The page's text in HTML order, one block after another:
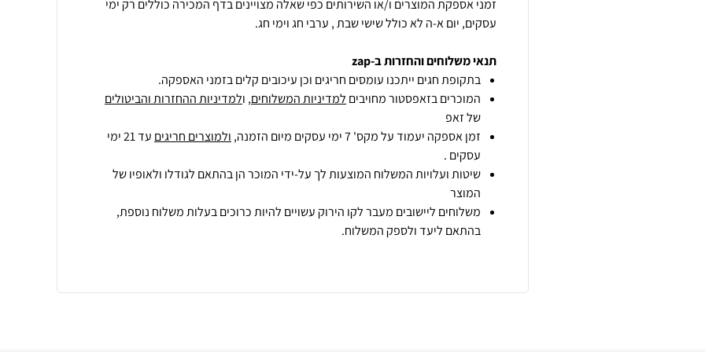
עסקים, יום א-ה לא כולל שישי שבת , ערבי חג וימי חג.
תנאי משלוחים והחזרות ב-zap
בתקופת חגים ייתכנו עומסים חריגים וכן עיכובים קלים בזמני האספקה.
המוכרים בזאפסטור מחויבים למדיניות המשלוחים, ולמדיניות ההחזרות והביטולים
של זאפ
זמן אספקה יעמוד על מקס' 7 ימי עסקים מיום הזמנה,
ולמוצרים חריגים
עד 21 ימי
עסקים .
שיטות ועלויות המשלוח המוצעות לך על-ידי המוכר הן בהתאם לגודלו ולאופיו של
המוצר
משלוחים ליישובים מעבר לקו הירוק עשויים להיות כרוכים בעלות משלוח נוספת,
בהתאם ליעד ולספק המשלוח.